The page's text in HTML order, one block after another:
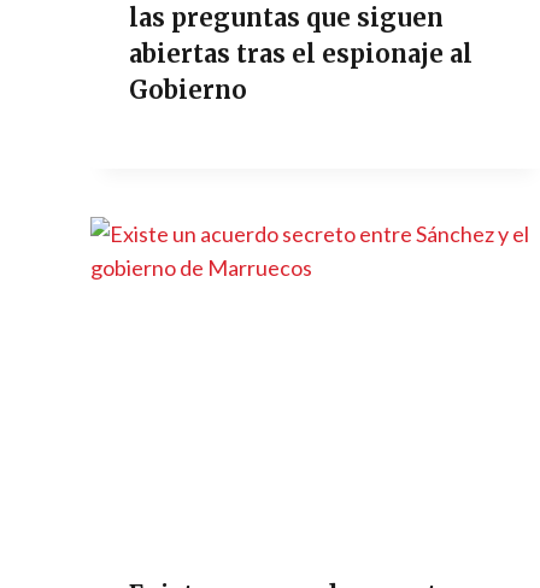
las preguntas que siguen
abiertas tras el espionaje al
Gobierno